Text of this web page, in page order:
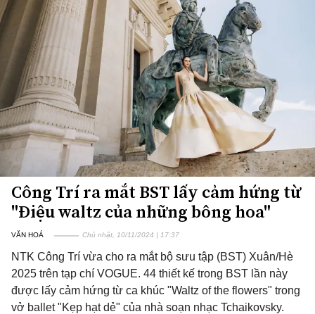
Công Trí ra mắt BST lấy cảm hứng từ
"Điệu waltz của những bông hoa"
VĂN HOÁ Chủ nhật, 10/11/2024 | 17:37
NTK Công Trí vừa cho ra mắt bộ sưu tập (BST) Xuân/Hè
2025 trên tạp chí VOGUE. 44 thiết kế trong BST lần này
được lấy cảm hứng từ ca khúc "Waltz of the flowers" trong
vở ballet "Kẹp hạt dẻ" của nhà soạn nhạc Tchaikovsky.